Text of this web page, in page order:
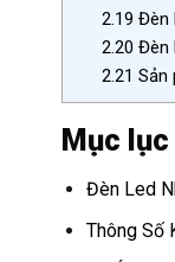
2.19 Đèn
2.20 Đèn
2.21 Sản
Mục lục
Đèn Led
Thông Số